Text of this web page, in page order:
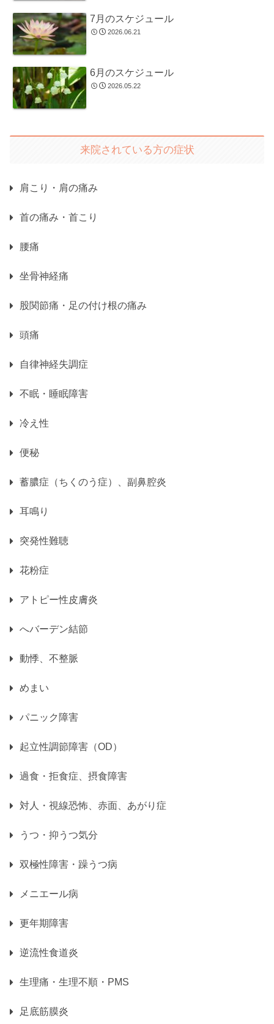
7月のスケジュール
2026.06.21
6月のスケジュール
2026.05.22
来院されている方の症状
肩こり・肩の痛み
首の痛み・首こり
腰痛
坐骨神経痛
股関節痛・足の付け根の痛み
頭痛
自律神経失調症
不眠・睡眠障害
冷え性
便秘
蓄膿症（ちくのう症）、副鼻腔炎
耳鳴り
突発性難聴
花粉症
アトピー性皮膚炎
へバーデン結節
動悸、不整脈
めまい
パニック障害
起立性調節障害（OD）
過食・拒食症、摂食障害
対人・視線恐怖、赤面、あがり症
うつ・抑うつ気分
双極性障害・躁うつ病
メニエール病
更年期障害
逆流性食道炎
生理痛・生理不順・PMS
足底筋膜炎